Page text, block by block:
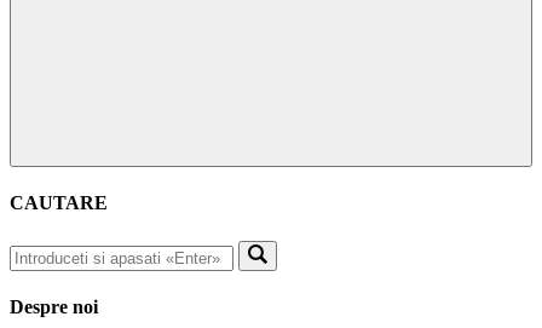
CAUTARE
Despre noi